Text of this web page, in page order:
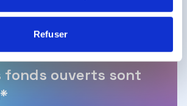
Refuser
fonds ouverts sont